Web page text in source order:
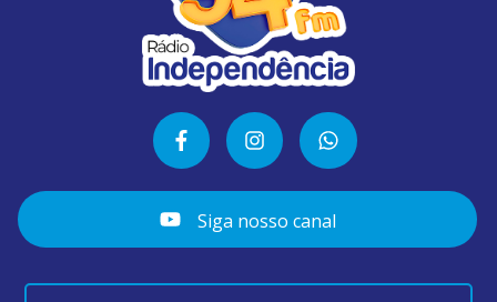
Siga nosso canal